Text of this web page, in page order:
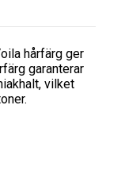
hårfärg ger
garanterar
vilket